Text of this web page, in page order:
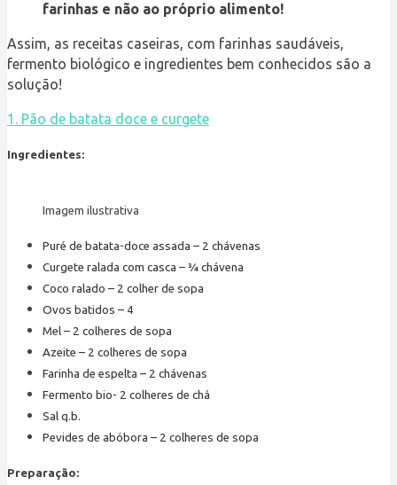
farinhas e não ao próprio alimento!
Assim, as receitas caseiras, com farinhas saudáveis,
fermento biológico e ingredientes bem conhecidos são a
solução!
1. Pão de batata doce e curgete
Ingredientes:
Imagem ilustrativa
Puré de batata-doce assada – 2 chávenas
Curgete ralada com casca – ¾ chávena
Coco ralado – 2 colher de sopa
Ovos batidos – 4
Mel – 2 colheres de sopa
Azeite – 2 colheres de sopa
Farinha de espelta – 2 chávenas
Fermento bio- 2 colheres de chá
Sal q.b.
Pevides de abóbora – 2 colheres de sopa
Preparação: